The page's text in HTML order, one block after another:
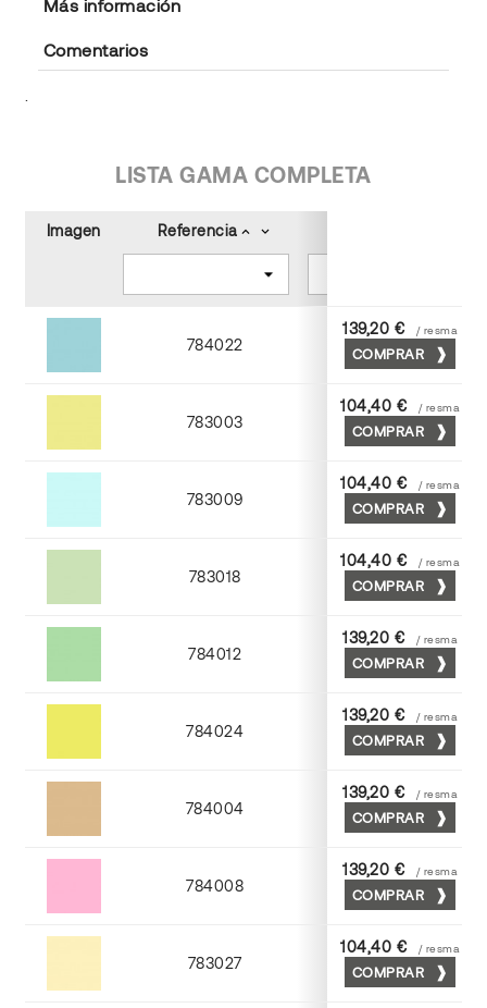
Más información
Comentarios
LISTA GAMA COMPLETA
Imagen Referencia keyboard_arrow_up keyboard_arrow_down
784022
Turquesa
139,20 € / resma
COMPRAR
783003
Amarillo
104,40 € / resma
COMPRAR
783009
Azul
104,40 € / resma
COMPRAR
783018
Verde
104,40 € / resma
COMPRAR
784012
Nilo
139,20 € / resma
COMPRAR
784024
Cromo
139,20 € / resma
COMPRAR
784004
Moka
139,20 € / resma
COMPRAR
784008
Coral
139,20 € / resma
COMPRAR
783027
Tostado
104,40 € / resma
COMPRAR